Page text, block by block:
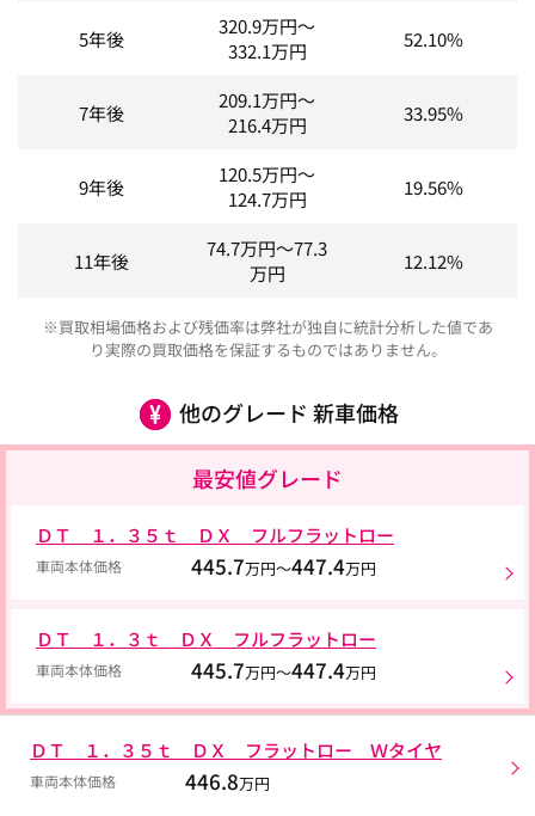
5年後 320.9万円～
332.1万円 52.10%
7年後 209.1万円～
216.4万円 33.95%
9年後 120.5万円～
124.7万円 19.56%
11年後 74.7万円～77.3
万円
12.12%
※買取相場価格および残価率は弊社が独自に統計分析した値であ
り実際の買取価格を保証するものではありません。
他のグレード 新車価格
最安値グレード
ＤＴ １．３５ｔ ＤＸ フルフラットロー
車両本体価格 445.7万円～447.4万円
ＤＴ １．３ｔ ＤＸ フルフラットロー
車両本体価格 445.7万円～447.4万円
ＤＴ １．３５ｔ ＤＸ フラットロー Ｗタイヤ
車両本体価格 446.8万円